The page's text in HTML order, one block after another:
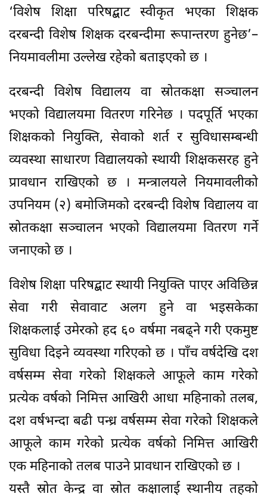
‘विशेष शिक्षा परिषद्बाट स्वीकृत भएका शिक्षक
दरबन्दी विशेष शिक्षक दरबन्दीमा रूपान्तरण हुनेछ’–
नियमावलीमा उल्लेख रहेको बताइएको छ ।
दरबन्दी विशेष विद्यालय वा स्रोतकक्षा सञ्चालन
भएको विद्यालयमा वितरण गरिनेछ । पदपूर्ति भएका
शिक्षकको नियुक्ति, सेवाको शर्त र सुविधासम्बन्धी
व्यवस्था साधारण विद्यालयको स्थायी शिक्षकसरह हुने
प्रावधान राखिएको छ । मन्त्रालयले नियमावलीको
उपनियम (२) बमोजिमको दरबन्दी विशेष विद्यालय वा
स्रोतकक्षा सञ्चालन भएको विद्यालयमा वितरण गर्ने
जनाएको छ ।
विशेष शिक्षा परिषद्बाट स्थायी नियुक्ति पाएर अविछिन्न
सेवा गरी सेवावाट अलग हुने वा भइसकेका
शिक्षकलाई उमेरको हद ६० वर्षमा नबढ्ने गरी एकमुष्ट
सुविधा दिइने व्यवस्था गरिएको छ । पाँच वर्षदेखि दश
वर्षसम्म सेवा गरेको शिक्षकले आफूले काम गरेको
प्रत्येक वर्षको निमित्त आखिरी आधा महिनाको तलब,
दश वर्षभन्दा बढी पन्ध्र वर्षसम्म सेवा गरेको शिक्षकले
आफूले काम गरेको प्रत्येक वर्षको निमित्त आखिरी
एक महिनाको तलब पाउने प्रावधान राखिएको छ ।
यस्तै स्रोत केन्द्र वा स्रोत कक्षालाई स्थानीय तहको